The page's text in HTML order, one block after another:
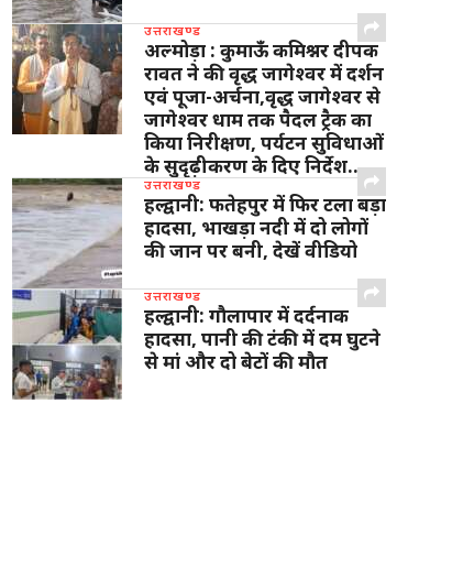
उत्तराखण्ड
अल्मोड़ा : कुमाऊँ कमिश्नर दीपक
रावत ने की वृद्ध जागेश्वर में दर्शन
एवं पूजा-अर्चना,वृद्ध जागेश्वर से
जागेश्वर धाम तक पैदल ट्रैक का
किया निरीक्षण, पर्यटन सुविधाओं
के सुदृढ़ीकरण के दिए निर्देश…
उत्तराखण्ड
हल्द्वानी: फतेहपुर में फिर टला बड़ा
हादसा, भाखड़ा नदी में दो लोगों
की जान पर बनी, देखें वीडियो
उत्तराखण्ड
हल्द्वानी: गौलापार में दर्दनाक
हादसा, पानी की टंकी में दम घुटने
से मां और दो बेटों की मौत